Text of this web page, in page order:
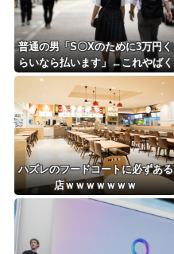
更新中止のお知らせ
普通の男「S〇Xのために3万円く
らいなら払います」←これやばく
ない？
ハズレのフードコートに必ずある
店ｗｗｗｗｗｗｗ